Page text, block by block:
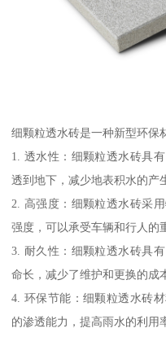
细颗粒透水砖是一种新型环保
1. 透水性：细颗粒透水砖具
透到地下，减少地表积水的产
2. 高强度：细颗粒透水砖采
强度，可以承受车辆和行人的
3. 耐久性：细颗粒透水砖具
命长，减少了维护和更换的成
4. 环保节能：细颗粒透水砖
的渗透能力，提高雨水的利用